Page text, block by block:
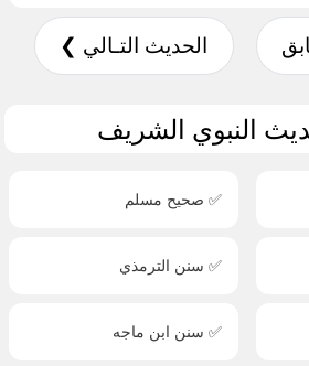
الحديث التـالي ❯
النبوي الشريف
✅ صحيح مسلم
✅ سنن الترمذي
✅ سنن ابن ماجه